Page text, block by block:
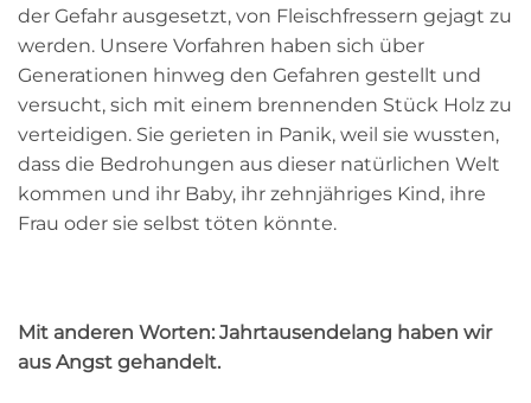
der Gefahr ausgesetzt, von Fleischfressern gejagt zu
werden. Unsere Vorfahren haben sich über
Generationen hinweg den Gefahren gestellt und
versucht, sich mit einem brennenden Stück Holz zu
verteidigen. Sie gerieten in Panik, weil sie wussten,
dass die Bedrohungen aus dieser natürlichen Welt
kommen und ihr Baby, ihr zehnjähriges Kind, ihre
Frau oder sie selbst töten könnte.
Mit anderen Worten: Jahrtausendelang haben wir
aus Angst gehandelt.